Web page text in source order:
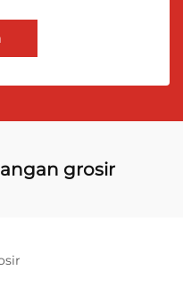
grosir